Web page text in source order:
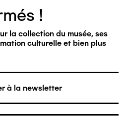
!
la collection du musée, ses
culturelle et bien plus
à la newsletter